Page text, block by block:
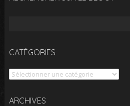
CATÉGORIES
Catégories
ARCHIVES
Archives